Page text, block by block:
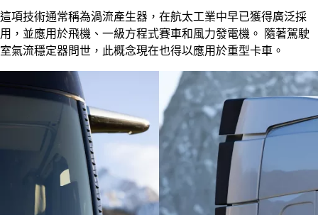
這項技術通常稱為渦流產生器，在航太工業中早已獲得廣泛採
用，並應用於飛機、一級方程式賽車和風力發電機。 隨著駕駛
室氣流穩定器問世，此概念現在也得以應用於重型卡車。